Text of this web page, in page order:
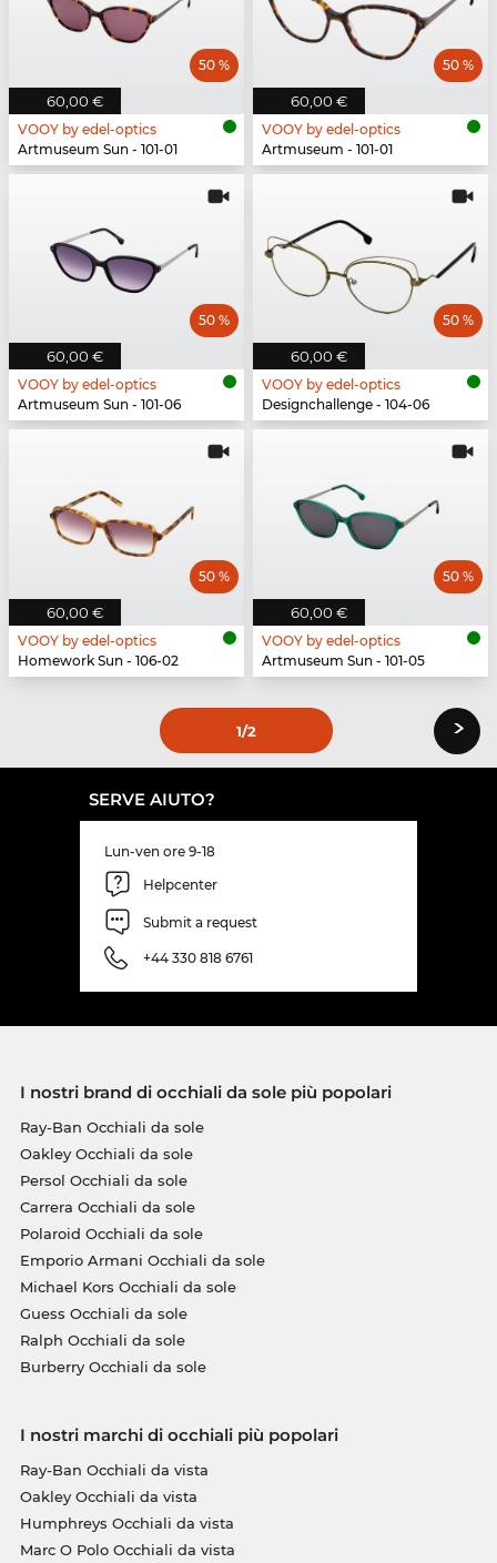
60,00 €
50 %
VOOY by edel-optics
Artmuseum Sun - 101-01
60,00 €
50 %
VOOY by edel-optics
Artmuseum - 101-01
60,00 €
50 %
VOOY by edel-optics
Artmuseum Sun - 101-06
60,00 €
50 %
VOOY by edel-optics
Designchallenge - 104-06
60,00 €
50 %
VOOY by edel-optics
Homework Sun - 106-02
60,00 €
50 %
VOOY by edel-optics
Artmuseum Sun - 101-05
1/2 ›
SERVE AIUTO?
Lun-ven ore 9-18
Helpcenter
Submit a request
+44 330 818 6761
I nostri brand di occhiali da sole più popolari
Ray-Ban Occhiali da sole
Oakley Occhiali da sole
Persol Occhiali da sole
Carrera Occhiali da sole
Polaroid Occhiali da sole
Emporio Armani Occhiali da sole
Michael Kors Occhiali da sole
Guess Occhiali da sole
Ralph Occhiali da sole
Burberry Occhiali da sole
I nostri marchi di occhiali più popolari
Ray-Ban Occhiali da vista
Oakley Occhiali da vista
Humphreys Occhiali da vista
Marc O Polo Occhiali da vista